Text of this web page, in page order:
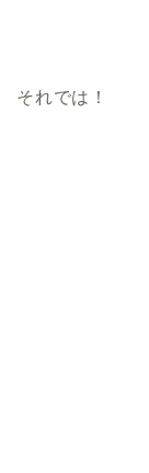
それでは！